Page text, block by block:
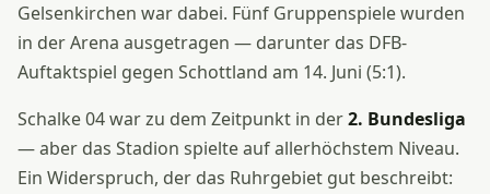
Gelsenkirchen war dabei. Fünf Gruppenspiele wurden
in der Arena ausgetragen — darunter das DFB-
Auftaktspiel gegen Schottland am 14. Juni (5:1).
Schalke 04 war zu dem Zeitpunkt in der2. Bundesliga
— aber das Stadion spielte auf allerhöchstem Niveau.
Ein Widerspruch, der das Ruhrgebiet gut beschreibt: